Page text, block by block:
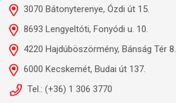
3070 Bátonyterenye, Ózdi út 15.
8693 Lengyeltóti, Fonyódi u. 10.
4220 Hajdúböszörmény, Bánság Tér 8.
6000 Kecskemét, Budai út 137.
Tel.: (+36) 1 306 3770